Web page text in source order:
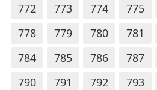
772
773 774 775
778
779 780 781
784
785 786 787
790
791 792 793